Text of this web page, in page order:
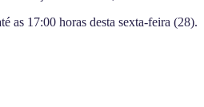
as 17:00 horas desta sexta-feira (28).